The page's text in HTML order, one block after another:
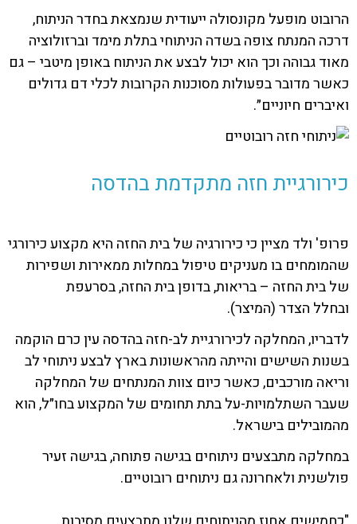
הרובוט מופעל מקונסולה ייעודית שנמצאת בחדר הניתוח,
דרכה המנתח צופה בשדה הניתוחי בתלת מימד וברזולוציה
מאוד גבוהה וכך הוא יכול לבצע את הניתוח באופן מיטבי – גם
כאשר מדובר בפעולות מסוכנות הקרובות לכלי דם גדולים
ואיברים חיוניים״.
כירורגיית חזה מתקדמת בהדסה
פרופ' ולד מציין כי כירורגיה של בית החזה היא מקצוע כירורגי
שהמומחים בו מעניקים טיפול במחלות ממאירות ושפירות
של בית החזה – בריאות, בדופן בית החזה, בסרעפת
ובחלל הצדר (המיצר).
לדבריו, המחלקה לכירורגיית לב-חזה בהדסה עין כרם הוקמה
בשנות השישים והייתה מהראשונות בארץ לבצע ניתוחי לב
וריאה מורכבים, כאשר כיום צוות המנתחים של המחלקה
שעבר השתלמויות-על בתת תחומים של המקצוע בחו״ל, הוא
מהמובילים בישראל.
במחלקה מתבצעים ניתוחים בגישה פתוחה, בגישה זעיר
פולשנית ולאחרונה גם ניתוחים רובוטיים.